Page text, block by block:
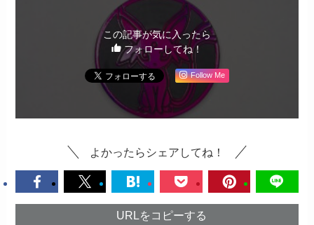
この記事が気に入ったら
フォローしてね！
Follow Me
よかったらシェアしてね！
URLをコピーする